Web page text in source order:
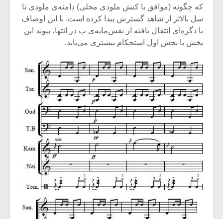
که چگونه (موافق با کنش ملودی محلی) دامنه‌ی ملودی تا
سل بالاتر از شاهد گسترش پیدا کرده است. با این اوصاف
با دگره‌ای انتقال یافته از نقش‌مایه‌ی ب در انتها، پیوند این
بخش با بخش اول استحکام بیشتری می‌یابد.